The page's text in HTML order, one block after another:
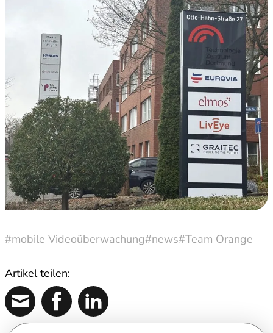
#mobile Videoüberwachung#news#Team Orange
Artikel teilen: